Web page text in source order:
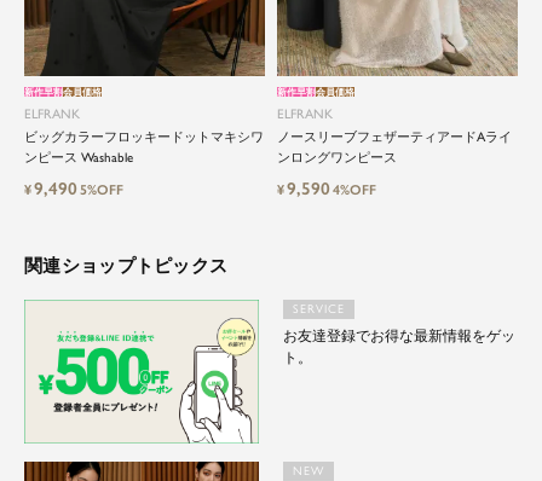
ELFRANK
ビッグカラーフロッキードットマキシワ
ンピース Washable
新作早割会員価格
¥9,4905%OFF
ELFRANK
ノースリーブフェザーティアードAライ
ンロングワンピース
新作早割会員価格
¥9,5904%OFF
関連ショップトピックス
SERVICE
お友達登録でお得な最新情報をゲッ
ト。
NEW